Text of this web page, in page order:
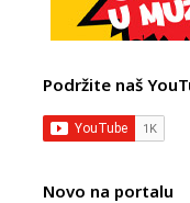
Podržite naš
Novo na portalu